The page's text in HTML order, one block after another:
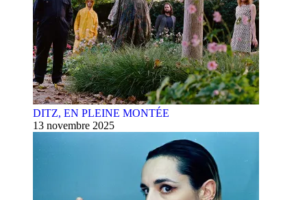
DITZ, EN PLEINE MONTÉE
13 novembre 2025